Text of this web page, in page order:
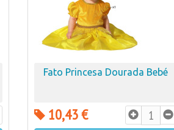
Fato Princesa Dourada Bebé
10,43 €